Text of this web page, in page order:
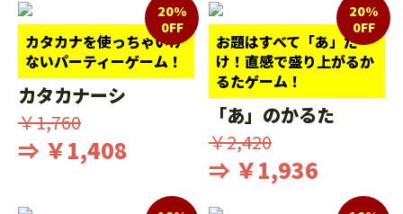
カタカナを使っちゃいけ
ないパーティーゲーム！
20%
0FF
カタカナーシ
￥1,760
⇒ ￥1,408
お題はすべて「あ」だ
け！直感で盛り上がるか
るたゲーム！
20%
0FF
「あ」のかるた
￥2,420
⇒ ￥1,936